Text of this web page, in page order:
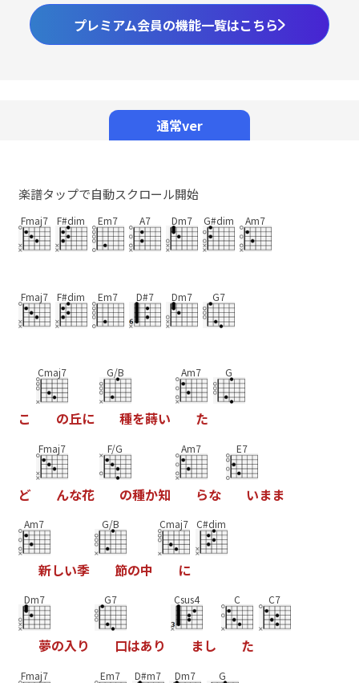
プレミアム会員の機能一覧はこちら
通常ver
楽譜タップで自動スクロール開始
Fmaj7 F#dim Em7 A7 Dm7 G#dim Am7
Fmaj7 F#dim Em7 D#7 Dm7 G7
こ
Cmaj7
の丘に
G/B
種を蒔い
Am7
た
G
ど
Fmaj7
んな花
F/G
の種か知
Am7
らな
E7
いまま
Am7
新しい季
G/B
節の中
Cmaj7
に
C#dim
Dm7
夢の入り
G7
口はあ り
Csus4
まし
C
た
C7
Fmaj7 Em7 D#m7 Dm7 G